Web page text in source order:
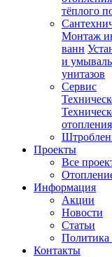
тёплого
Монтаж
ванн
и
унитазов
Сервис
Проекты
Все
Информация
Акции
Новости
Статьи
Политика
Контакты